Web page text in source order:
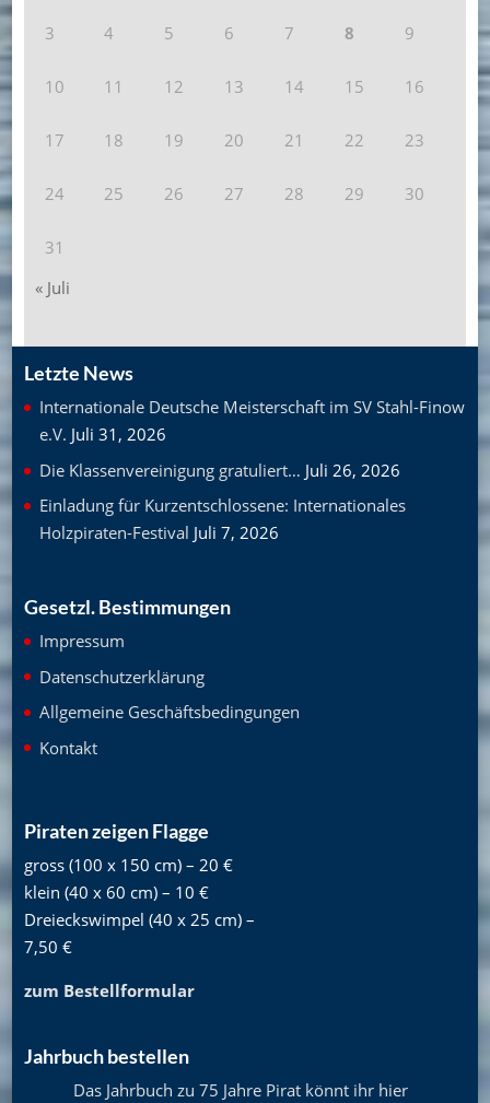
3 4 5 6 7 8 9
10 11 12 13 14 15 16
17 18 19 20 21 22 23
24 25 26 27 28 29 30
31
« Juli
Letzte News
Internationale Deutsche Meisterschaft im SV Stahl-Finow
e.V. Juli 31, 2026
Die Klassenvereinigung gratuliert… Juli 26, 2026
Einladung für Kurzentschlossene: Internationales
Holzpiraten-Festival Juli 7, 2026
Gesetzl. Bestimmungen
Impressum
Datenschutzerklärung
Allgemeine Geschäftsbedingungen
Kontakt
Piraten zeigen Flagge
gross (100 x 150 cm) – 20 €
klein (40 x 60 cm) – 10 €
Dreieckswimpel (40 x 25 cm) –
7,50 €
zum Bestellformular
Jahrbuch bestellen
Das Jahrbuch zu 75 Jahre Pirat könnt ihr hier